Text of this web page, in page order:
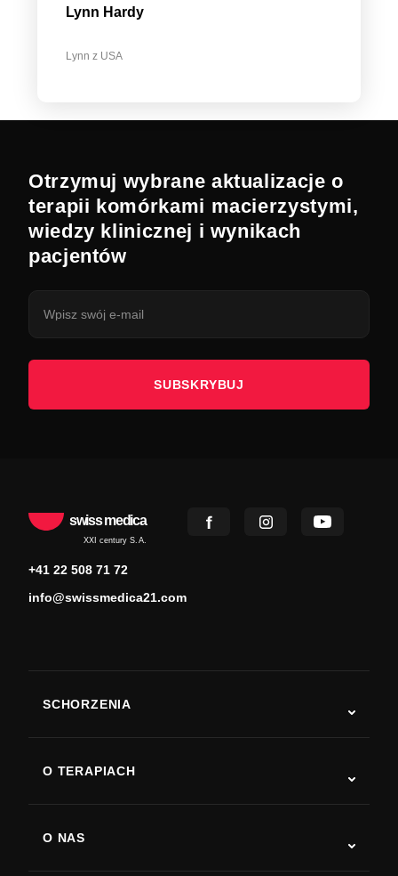
Lynn Hardy
Lynn z USA
Otrzymuj wybrane aktualizacje o
terapii komórkami macierzystymi,
wiedzy klinicznej i wynikach
pacjentów
SUBSKRYBUJ
swiss medica
XXI century S.A.
+41 22 508 71 72
info@swissmedica21.com
SCHORZENIA
Choroba Parkinsona
O TERAPIACH
O NAS